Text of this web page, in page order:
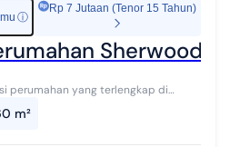
ⓘ
Rp 7 Jutaan (Tenor 15 Tahun)
Sherwood
perumahan yang terlengkap di
m²